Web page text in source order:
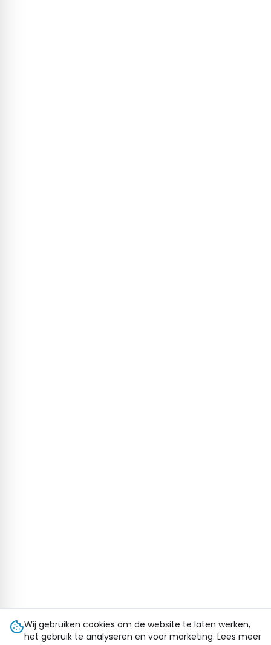
Wij gebruiken cookies om de website te laten werken,
het gebruik te analyseren en voor marketing. Lees meer